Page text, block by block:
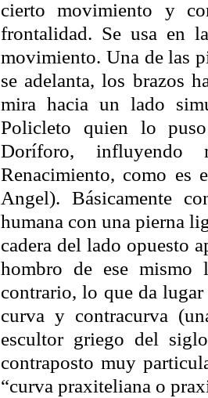
cierto movimiento y
frontalidad. Se usa en
movimiento. Una de las
se adelanta, los brazos
mira hacia un lado
Policleto quien lo
Doríforo,
Renacimiento, como es
Angel). Básicamente
humana con una pierna
cadera del lado opuesto
hombro de ese mismo
contrario, lo que da
curva y contracurva
escultor griego del
contraposto muy
“curva praxiteliana o